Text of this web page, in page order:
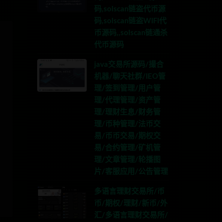
码,solscan链盗代币源
码,solscan链盗WIFI代
币源码,,solscan链通杀
代币源码
java交易所源码/撮合
机器/聊天社群/IEO管
理/签到管理/用户管
理/代理管理/资产管
理/理财生息/财务管
理/币种管理/法币交
易/币币交易/期权交
易/合约管理/矿机管
理/文章管理/轮播图
片/客服应用/公告管理
多语言理财交易所/币
币/期权/理财/新币/外
汇/多语言理财交易所/